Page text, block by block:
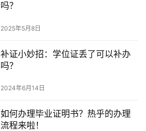
吗？
2025年5月8日
补证小妙招：学位证丢了可以补办
吗？
2024年6月14日
如何办理毕业证明书？热乎的办理
流程来啦！